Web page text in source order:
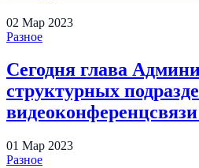
02 Мар 2023
Разное
Сегодня глава
структурных
01 Мар 2023
Разное